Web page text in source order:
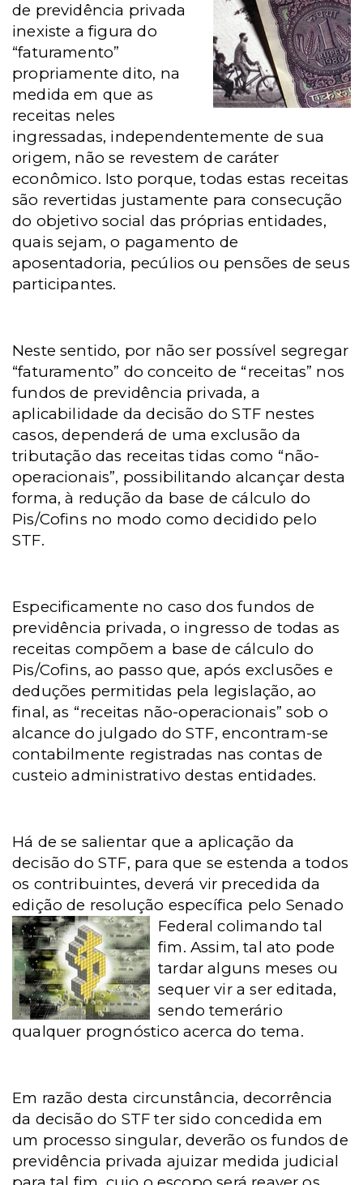
de previdência privada
inexiste a figura do
“faturamento”
propriamente dito, na
medida em que as
receitas neles
ingressadas, independentemente de sua
origem, não se revestem de caráter
econômico. Isto porque, todas estas receitas
são revertidas justamente para consecução
do objetivo social das próprias entidades,
quais sejam, o pagamento de
aposentadoria, pecúlios ou pensões de seus
participantes.
Neste sentido, por não ser possível segregar
“faturamento” do conceito de “receitas” nos
fundos de previdência privada, a
aplicabilidade da decisão do STF nestes
casos, dependerá de uma exclusão da
tributação das receitas tidas como “não-
operacionais”, possibilitando alcançar desta
forma, à redução da base de cálculo do
Pis/Cofins no modo como decidido pelo
STF.
Especificamente no caso dos fundos de
previdência privada, o ingresso de todas as
receitas compõem a base de cálculo do
Pis/Cofins, ao passo que, após exclusões e
deduções permitidas pela legislação, ao
final, as “receitas não-operacionais” sob o
alcance do julgado do STF, encontram-se
contabilmente registradas nas contas de
custeio administrativo destas entidades.
Há de se salientar que a aplicação da
decisão do STF, para que se estenda a todos
os contribuintes, deverá vir precedida da
edição de resolução específica pelo Senado
Federal colimando tal
fim. Assim, tal ato pode
tardar alguns meses ou
sequer vir a ser editada,
sendo temerário
qualquer prognóstico acerca do tema.
Em razão desta circunstância, decorrência
da decisão do STF ter sido concedida em
um processo singular, deverão os fundos de
previdência privada ajuizar medida judicial